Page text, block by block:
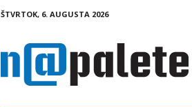
ŠTVRTOK, 6. AUGUSTA 2026
a